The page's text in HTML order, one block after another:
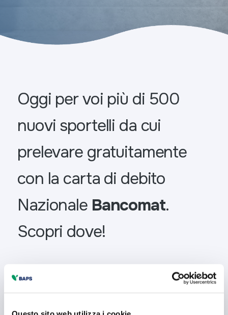
Oggi per voi più di 500
nuovi sportelli da cui
prelevare gratuitamente
con la carta di debito
Nazionale Bancomat.
Scopri dove!
Preleva Gratis